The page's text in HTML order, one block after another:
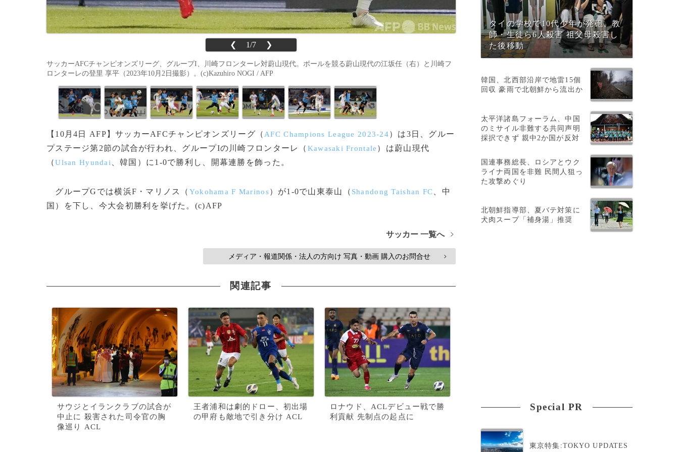
❮ 1/7 ❯
サッカーAFCチャンピオンズリーグ、グループI、川崎フロンターレ対蔚山現代。ボールを競る蔚山現代の江坂任（右）と川崎フ
ロンターレの登里 享平（2023年10月2日撮影）。(c)Kazuhiro NOGI / AFP
【10月4日 AFP】サッカーAFCチャンピオンズリーグ（ AFC Champions League 2023-24）は3日、グルー
プステージ第2節の試合が行われ、グループIの川崎フロンターレ（ Kawasaki Frontale ）は蔚山現代
（Ulsan Hyundai 、韓国）に1‐0で勝利し、開幕連勝を飾った。
グループGでは横浜F・マリノス（ Yokohama F Marinos）が1‐0で山東泰山（ Shandong Taishan FC
、中
国）を下し、今大会初勝利を挙げた。(c)AFP
サッカー 一覧へ >
メディア・報道関係・法人の方向け 写真・動画 購入のお問合せ >
関連記事
サウジとイランクラブの試合が
中止に 殺害された司令官の胸
像巡り ACL
王者浦和は劇的ドロー、初出場
の甲府も敵地で引き分け ACL
ロナウド、ACLデビュー戦で勝
利貢献 先制点の起点に
タイの学校で10代少年が発砲、教
師・生徒ら6人殺害 祖父母殺害し
た後移動
韓国、北西部沿岸で地雷15個
回収 豪雨で北朝鮮から流出か
太平洋諸島フォーラム、中国
のミサイル非難する共同声明
採択できず 親中2か国が反対
国連事務総長、ロシアとウク
ライナ両国を非難 民間人狙っ
た攻撃めぐり
北朝鮮指導部、夏バテ対策に
犬肉スープ「補身湯」推奨
Special PR
東京特集:TOKYO UPDATES